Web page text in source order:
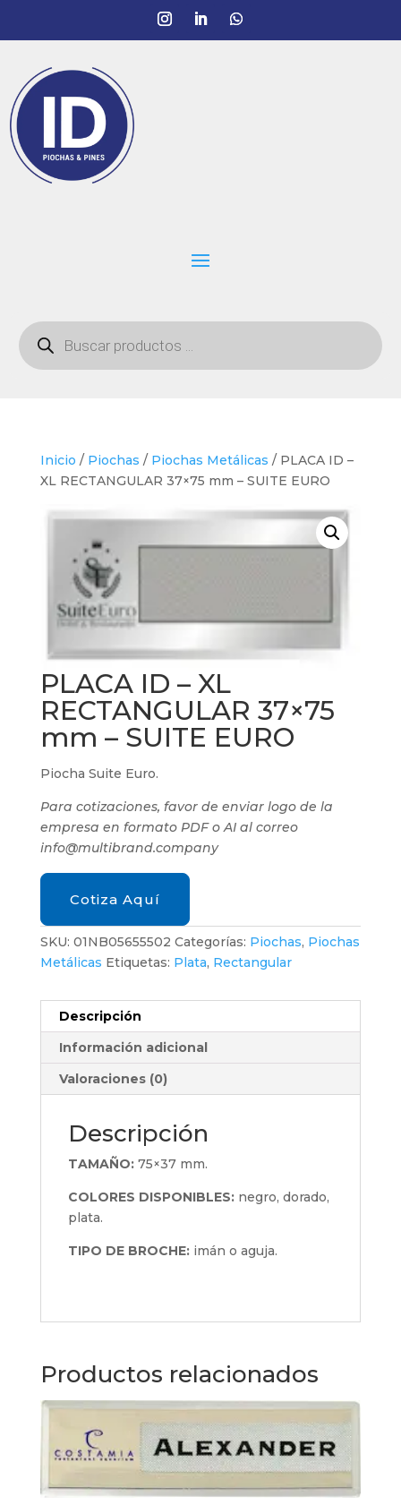
Búsqueda
de
productos
Inicio / Piochas / Piochas Metálicas / PLACA ID –
XL RECTANGULAR 37×75 mm – SUITE EURO
PLACA ID – XL
RECTANGULAR 37×75
mm – SUITE EURO
Piocha Suite Euro.
Para cotizaciones, favor de enviar logo de la
empresa en formato PDF o AI al correo
info@multibrand.company
Cotiza Aquí
SKU: 01NB05655502 Categorías: Piochas, Piochas
Metálicas Etiquetas: Plata, Rectangular
Descripción
Información adicional
Valoraciones (0)
Descripción
TAMAÑO:75×37 mm.
COLORES DISPONIBLES:negro, dorado,
plata.
TIPO DE BROCHE:imán o aguja.
Productos relacionados